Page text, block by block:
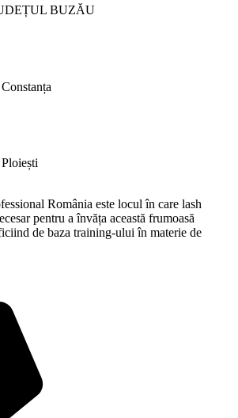
BUZĂU
România este locul în care lash
pentru a învăța această frumoasă
de baza training-ului în materie de